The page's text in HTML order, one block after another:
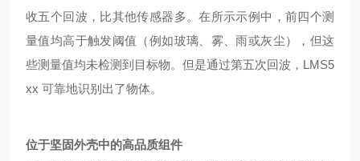
收五个回波，比其他传感器多。在所示示例中，前四个测
量值均高于触发阈值（例如玻璃、雾、雨或灰尘），但这
些测量值均未检测到目标物。但是通过第五次回波，LMS5
xx 可靠地识别出了物体。
位于坚固外壳中的高品质组件